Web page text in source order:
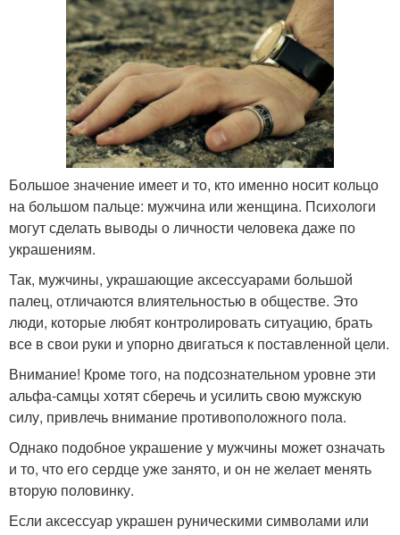
Большое значение имеет и то, кто именно носит кольцо
на большом пальце: мужчина или женщина. Психологи
могут сделать выводы о личности человека даже по
украшениям.
Так, мужчины, украшающие аксессуарами большой
палец, отличаются влиятельностью в обществе. Это
люди, которые любят контролировать ситуацию, брать
все в свои руки и упорно двигаться к поставленной цели.
Внимание! Кроме того, на подсознательном уровне эти
альфа-самцы хотят сберечь и усилить свою мужскую
силу, привлечь внимание противоположного пола.
Однако подобное украшение у мужчины может означать
и то, что его сердце уже занято, и он не желает менять
вторую половинку.
Если аксессуар украшен руническими символами или